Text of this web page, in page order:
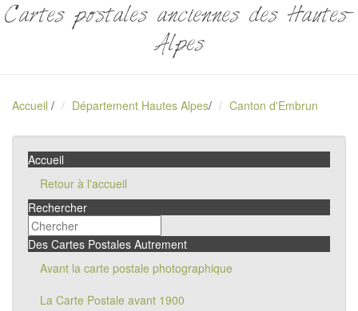
Cartes postales anciennes des Hautes-
Alpes
Accueil / Département Hautes Alpes/ Canton d'Embrun
Accueil
Retour à l'accueil
Rechercher
Des Cartes Postales Autrement
Avant la carte postale photographique
La Carte Postale avant 1900